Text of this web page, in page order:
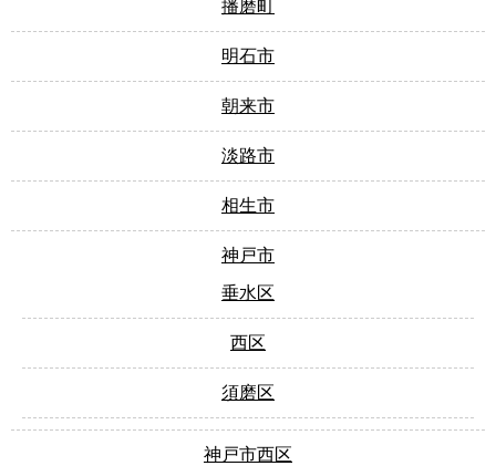
播磨町
明石市
朝来市
淡路市
相生市
神戸市
垂水区
西区
須磨区
神戸市西区